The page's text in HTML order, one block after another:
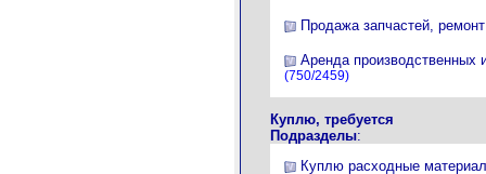
Продажа запчастей, ремонт
Аренда
(750/2459)
Куплю, требуется
Подразделы:
Куплю расходные